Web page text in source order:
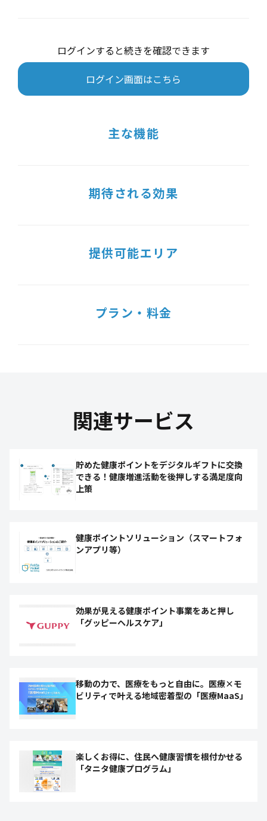
ログインすると続きを確認できます
ログイン画面はこちら
主な機能
期待される効果
提供可能エリア
プラン・料金
関連サービス
貯めた健康ポイントをデジタルギフトに交換
できる！健康増進活動を後押しする満足度向
上策
健康ポイントソリューション（スマートフォ
ンアプリ等）
効果が見える健康ポイント事業をあと押し
「グッピーヘルスケア」
移動の力で、医療をもっと自由に。医療×モ
ビリティで叶える地域密着型の「医療MaaS」
楽しくお得に、住民へ健康習慣を根付かせる
「タニタ健康プログラム」